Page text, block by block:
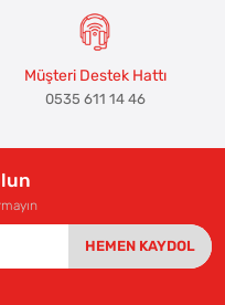
Müşteri Destek Hattı
0535 611 14 46
HEMEN KAYDOL